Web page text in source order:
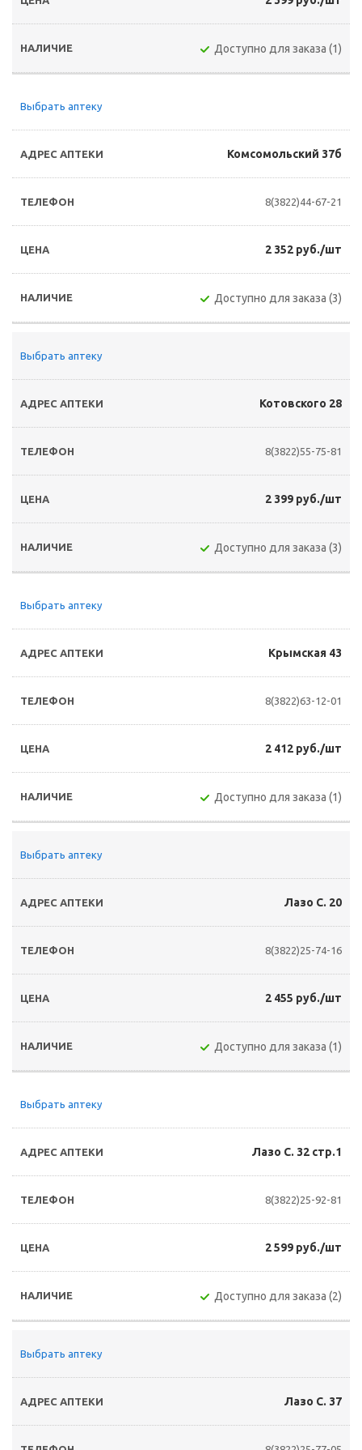
Доступно для заказа (1)
Выбрать аптеку
Комсомольский 37б
8(3822)44-67-21
2 352 руб./шт
Доступно для заказа (3)
Выбрать аптеку
Котовского 28
8(3822)55-75-81
2 399 руб./шт
Доступно для заказа (3)
Выбрать аптеку
Крымская 43
8(3822)63-12-01
2 412 руб./шт
Доступно для заказа (1)
Выбрать аптеку
Лазо С. 20
8(3822)25-74-16
2 455 руб./шт
Доступно для заказа (1)
Выбрать аптеку
Лазо С. 32 стр.1
8(3822)25-92-81
2 599 руб./шт
Доступно для заказа (2)
Выбрать аптеку
Лазо С. 37